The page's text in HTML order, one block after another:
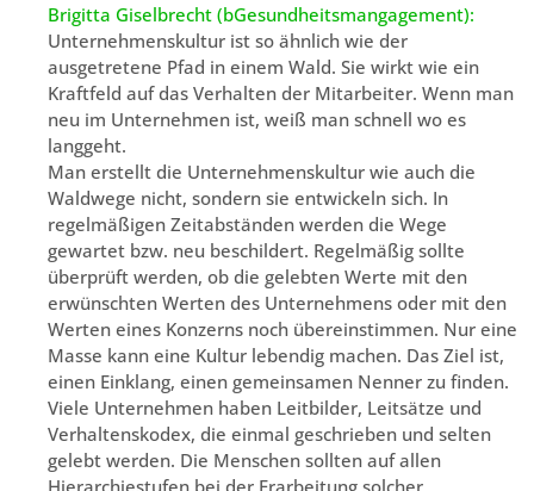
Brigitta Giselbrecht (bGesundheitsmangagement):
Unternehmenskultur ist so ähnlich wie der
ausgetretene Pfad in einem Wald. Sie wirkt wie ein
Kraftfeld auf das Verhalten der Mitarbeiter. Wenn man
neu im Unternehmen ist, weiß man schnell wo es
langgeht.
Man erstellt die Unternehmenskultur wie auch die
Waldwege nicht, sondern sie entwickeln sich. In
regelmäßigen Zeitabständen werden die Wege
gewartet bzw. neu beschildert. Regelmäßig sollte
überprüft werden, ob die gelebten Werte mit den
erwünschten Werten des Unternehmens oder mit den
Werten eines Konzerns noch übereinstimmen. Nur eine
Masse kann eine Kultur lebendig machen. Das Ziel ist,
einen Einklang, einen gemeinsamen Nenner zu finden.
Viele Unternehmen haben Leitbilder, Leitsätze und
Verhaltenskodex, die einmal geschrieben und selten
gelebt werden. Die Menschen sollten auf allen
Hierarchiestufen bei der Erarbeitung solcher